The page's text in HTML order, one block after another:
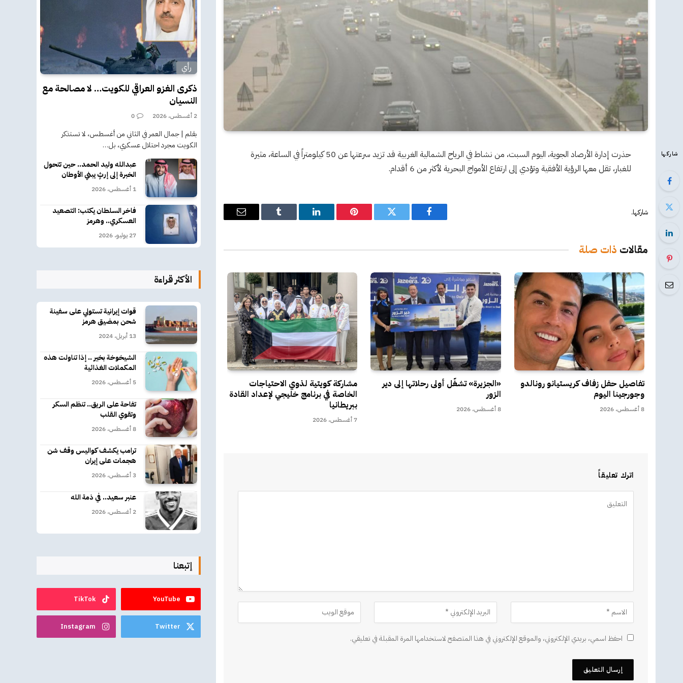
شاركها
حذرت إدارة الأرصاد الجوية، اليوم السبت، من نشاط في الرياح الشمالية الغربية قد تزيد سرعتها عن 50 كيلومتراً في الساعة، مثيرة
للغبار، تقل معها الرؤية الأفقية وتؤدي إلى ارتفاع الأمواج البحرية لأكثر من 6 أقدام.
شاركها.
فيسبوك تويتر بينتيريستلينكدإن Tumblr
البريد
مقالات ذات صلة
تفاصيل حفل زفاف كريستيانو رونالدو
وجورجينا اليوم
8 أغسطس، 2026
«الجزيرة» تشغّل أولى رحلاتها إلى دير
الزور
8 أغسطس، 2026
مشاركة كويتية لذوي الاحتياجات
الخاصة في برنامج خليجي لإعداد القادة
ببريطانيا
7 أغسطس، 2026
اترك تعليقاً
احفظ اسمي، بريدي الإلكتروني، والموقع الإلكتروني في هذا المتصفح لاستخدامها المرة المقبلة في تعليقي.
رأي
ذكرى الغزو العراقي للكويت… لا مصالحة مع
النسيان
2 أغسطس، 2026 0
بقلم | جمال العمر في الثاني من أغسطس، لا تستذكر
الكويت مجرد احتلال عسكري، بل…
عبدالله وليد الحمد.. حين تتحول
الخبرة إلى إرثٍ يبني الأوطان
1 أغسطس، 2026
فاخر السلطان يكتب: التصعيد
العسكري.. وهرمز
27 يوليو، 2026
الأكثر قراءة
قوات إيرانية تستولي على سفينة
شحن بمضيق هرمز
13 أبريل، 2024
الشيخوخة بخير .. إذا تناولت هذه
المكملات الغذائية
5 أغسطس، 2026
تفاحة على الريق.. تنظم السكر
وتقوي القلب
8 أغسطس، 2026
ترامب يكشف كواليس وقف شن
هجمات على إيران
3 أغسطس، 2026
عنبر سعيد.. في ذمة الله
2 أغسطس، 2026
إتبعنا
YouTube
TikTok
Twitter
Instagram